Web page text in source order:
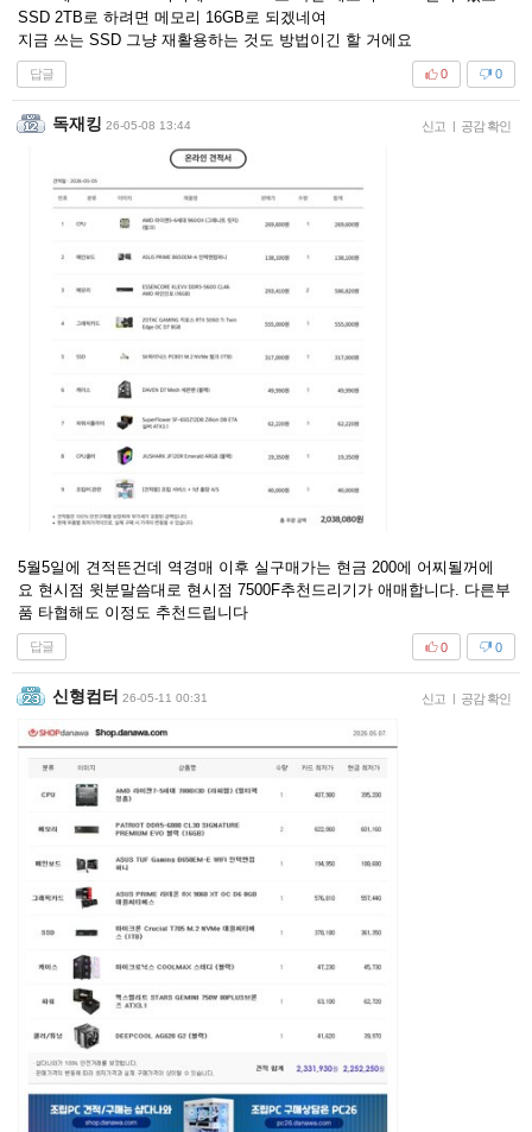
SSD 2TB로 하려면 메모리 16GB로 되겠네여
지금 쓰는 SSD 그냥 재활용하는 것도 방법이긴 할 거에요
답글 0
0
독재킹 26-05-08 13:44 신고 | 공감 확인
5월5일에 견적뜬건데 역경매 이후 실구매가는 현금 200에 어찌될꺼에
요 현시점 윗분말씀대로 현시점 7500F추천드리기가 애매합니다. 다른부
품 타협해도 이정도 추천드립니다
답글 0
0
신형컴터 26-05-11 00:31 신고 | 공감 확인